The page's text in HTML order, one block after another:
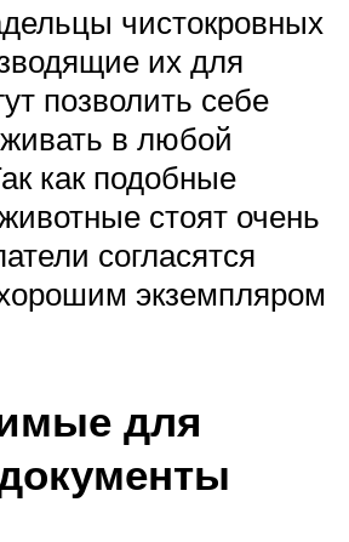
чистокровных
их для
позволить себе
в любой
как подобные
стоят очень
согласятся
экземпляром
для